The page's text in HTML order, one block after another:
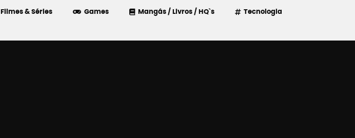
Filmes & Séries Games Mangás / Livros / HQ`s Tecnologia